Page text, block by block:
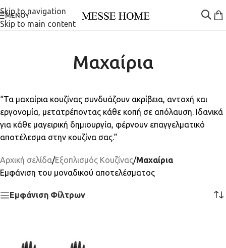
Skip to navigation
Skip to main content
ΜΕΝΟΎ
Μαχαίρια
“Τα μαχαίρια κουζίνας συνδυάζουν ακρίβεια, αντοχή και
εργονομία, μετατρέποντας κάθε κοπή σε απόλαυση. Ιδανικά
για κάθε μαγειρική δημιουργία, φέρνουν επαγγελματικό
αποτέλεσμα στην κουζίνα σας.”
Αρχική σελίδα/Εξοπλισμός Κουζίνας/Μαχαίρια
Εμφάνιση του μοναδικού αποτελέσματος
Εμφάνιση Φίλτρων